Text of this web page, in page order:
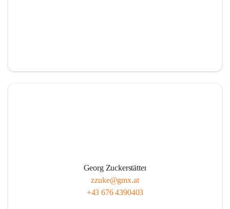
Georg Zuckerstätter
zzuke@gmx.at
+43 676 4390403